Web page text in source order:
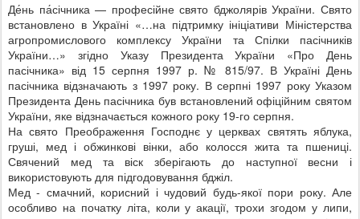
Де́нь па́січника — професійне свято бджолярів України. Свято
встановлено в Україні «…на підтримку ініціативи Міністерства
агропромислового комплексу України та Спілки пасічників
України…» згідно Указу Президента України «Про День
пасічника» від 15 серпня 1997 р. № 815/97. В Україні День
пасічника відзначають з 1997 року. В серпні 1997 року Указом
Президента День пасічника був встановлений офіційним святом
України, яке відзначається кожного року 19-го серпня.
На свято Преображення Господнє у церквах святять яблука,
груші, мед і обжинкові вінки, або колосся жита та пшениці.
Свячений мед та віск зберігають до наступної весни і
використовують для підгодовування бджіл.
Мед - смачний, корисний і чудовий будь-якої пори року. Але
особливо на початку літа, коли у акації, трохи згодом у липи,